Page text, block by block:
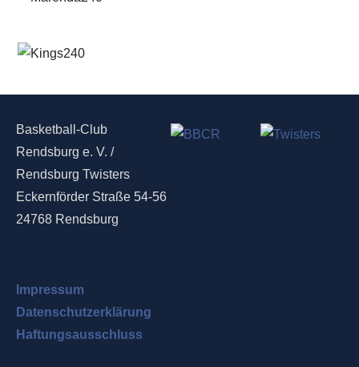
Basketball-Club
Rendsburg e. V. /
Rendsburg Twisters
Eckernförder Straße 54-56
24768 Rendsburg
Impressum
Datenschutzerklärung
Haftungsausschluss